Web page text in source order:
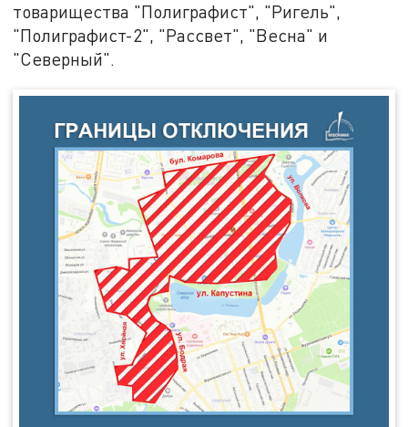
товарищества "Полиграфист", "Ригель",
"Полиграфист-2", "Рассвет", "Весна" и
"Северный".